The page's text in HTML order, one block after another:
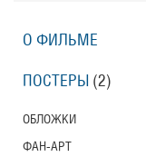
О ФИЛЬМЕ
ПОСТЕРЫ (2)
ОБЛОЖКИ
ФАН-АРТ